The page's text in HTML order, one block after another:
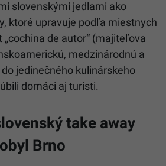
slovenskými jedlami ako
ktoré upravuje podľa miestnych
de autor“ (majiteľova
medzinárodnú a
jedinečného kulinárskeho
domáci aj turisti.
take away
Brno